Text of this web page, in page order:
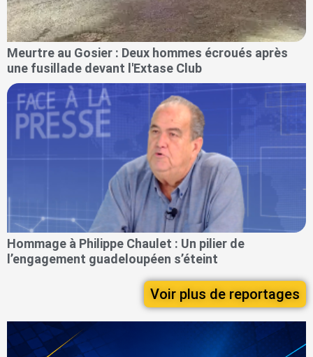
Meurtre au Gosier : Deux hommes écroués après
une fusillade devant l'Extase Club
Hommage à Philippe Chaulet : Un pilier de
l’engagement guadeloupéen s’éteint
Voir plus de reportages